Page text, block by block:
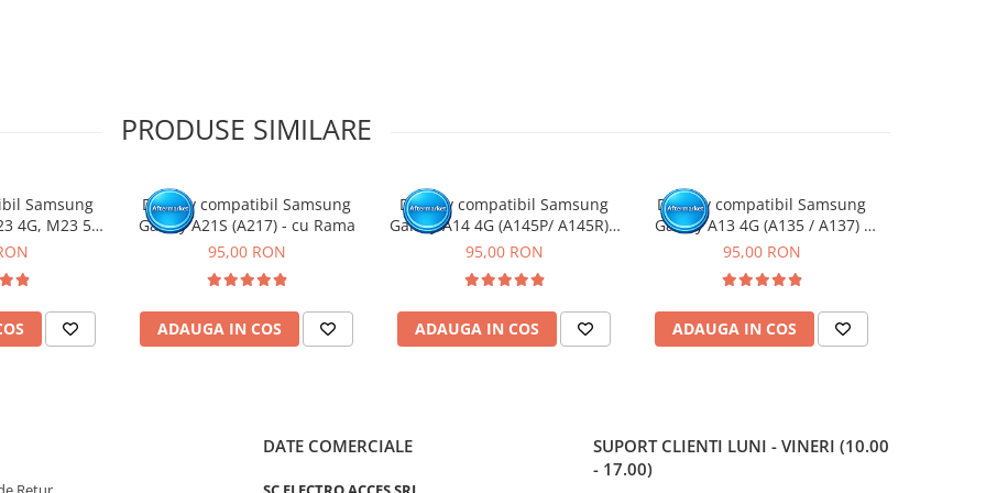
cunostinte si
intr-un service GSM.PRODUSE SIMILARE
Samsung
4G, M23 5G,
/ A235 /
Display compatibil Samsung
Galaxy A21S (A217) - cu Rama
95,00 RON
ADAUGA IN COS
Display compatibil Samsung
Galaxy A14 4G (A145P/ A145R) -
cu Rama
95,00 RON
ADAUGA IN COS
Display compatibil Samsung
Galaxy A13 4G (A135 / A137) -
cu Rama
95,00 RON
ADAUGA IN COS
DATE COMERCIALE SUPORT CLIENTI LUNI - VINERI (10.00
- 17.00)